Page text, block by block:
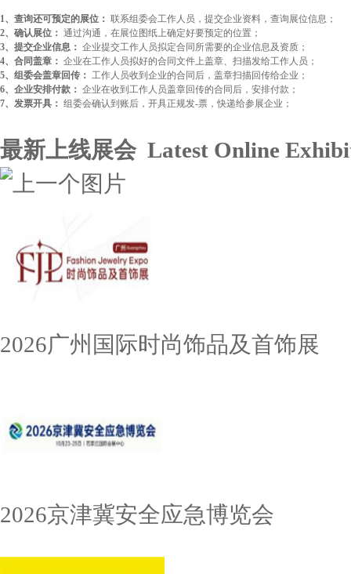
1、查询还可预定的展位： 联系组委会工作人员，提交企业资料，查询展位信息；
2、确认展位： 通过沟通，在展位图纸上确定好要预定的位置；
3、提交企业信息： 企业提交工作人员拟定合同所需要的企业信息及资质；
4、合同盖章： 企业在工作人员拟好的合同文件上盖章、扫描发给工作人员；
5、组委会盖章回传： 工作人员收到企业的合同后，盖章扫描回传给企业；
6、企业安排付款： 企业在收到工作人员盖章回传的合同后，安排付款；
7、发票开具： 组委会确认到账后，开具正规发-票，快递给参展企业；
最新上线展会 Latest Online
2026广州国际时尚饰品及首饰展
2026京津冀安全应急博览会